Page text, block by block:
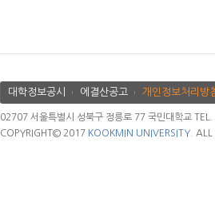
대학정보공시 에결산공고 개인정보처리방
02707 서울특별시 성북구 정릉로 77 국민대학교
COPYRIGHT© 2017 KOOKMIN UNIVERSITY. ALL